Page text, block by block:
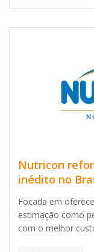
Nutricon
inédito no
Focada em
estimação como
com o melhor